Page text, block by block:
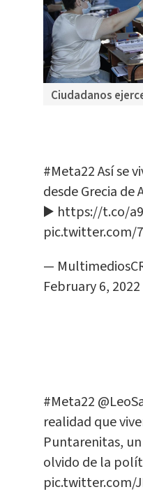
Ciudadanos
#Meta22Así se
desde Grecia de
▶️ https://t.co/
pic.twitter.com/
—
February 6, 2022
#Meta22
realidad que
Puntarenitas,
olvido de la
pic.twitter.com/